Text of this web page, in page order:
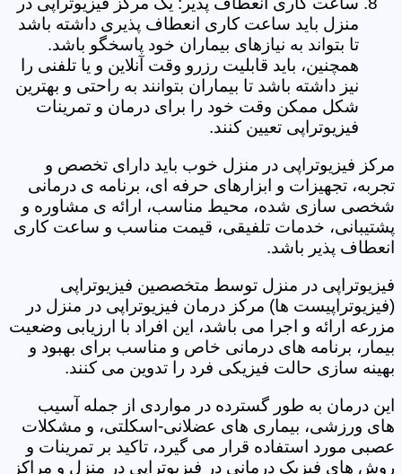
منزل باید ساعت کاری انعطاف پذیری داشته باشد
تا بتواند به نیازهای بیماران خود پاسخگو باشد.
همچنین، باید قابلیت رزرو وقت آنلاین و یا تلفنی را
نیز داشته باشد تا بیماران بتوانند به راحتی و بهترین
شکل ممکن وقت خود را برای درمان و تمرینات
فیزیوتراپی تعیین کنند.
مرکز فیزیوتراپی در منزل خوب باید دارای تخصص و
تجربه، تجهیزات و ابزارهای حرفه ای، برنامه ی درمانی
شخصی سازی شده، محیط مناسب، ارائه ی مشاوره و
پشتیبانی، خدمات تلفیقی، قیمت مناسب و ساعت کاری
انعطاف پذیر باشد.
فیزیوتراپی در منزل توسط متخصصین فیزیوتراپی
(فیزیوتراپیست ها) مرکز درمان فیزیوتراپی در منزل در
مزرعه ارائه و اجرا می باشد، این افراد با ارزیابی وضعیت
بیمار، برنامه های درمانی خاص و مناسب برای بهبود و
بهینه سازی حالت فیزیکی فرد را تدوین می کنند.
این درمان به طور گسترده در مواردی از جمله آسیب
های ورزشی، بیماری های عضلانی-اسکلتی، و مشکلات
عصبی مورد استفاده قرار می گیرد، تاکید بر تمرینات و
روش های فیزیک درمانی در فیزیوتراپی در منزل و مراکز